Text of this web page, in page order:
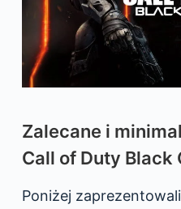
Zalecane i
Call of Duty Black
Poniżej